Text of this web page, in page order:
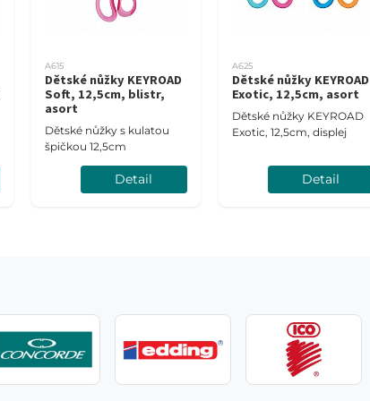
A615
Dětské nůžky KEYROAD
Soft, 12,5cm, blistr,
asort
Dětské nůžky s kulatou
špičkou 12,5cm
Detail
A625
Dětské nůžky KEYROAD
Exotic, 12,5cm, asort
Dětské nůžky KEYROAD
Exotic, 12,5cm, displej
Detail